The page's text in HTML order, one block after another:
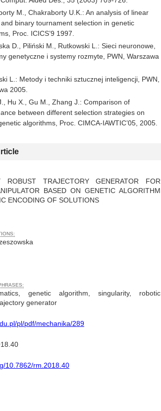
M., Chakraborty U.K.: An analysis of linear
binary tournament selection in genetic
Proc. ICICS’9 1997.
D., Piliński M., Rutkowski L.: Sieci neuronowe,
genetyczne i systemy rozmyte, PWN, Warszawa
L.: Metody i techniki sztucznej inteligencji, PWN,
2005.
Hu X., Gu M., Zhang J.: Comparison of
between different selection strategies on
algorithms, Proc. CIMCA-IAWTIC’05, 2005.
ROBUST TRAJECTORY GENERATOR FOR
BASED ON GENETIC ALGORITHM
ENCODING OF SOLUTIONS
genetic algorithm, singularity, robotic
generator
pl/pdf/mechanika/289
10.7862/rm.2018.40